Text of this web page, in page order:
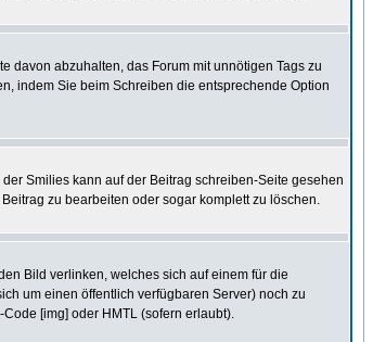
davon abzuhalten, das Forum mit unnötigen Tags zu
indem Sie beim Schreiben die entsprechende Option
Smilies kann auf der Beitrag schreiben-Seite gesehen
zu bearbeiten oder sogar komplett zu löschen.
Bild verlinken, welches sich auf einem für die
um einen öffentlich verfügbaren Server) noch zu
[img] oder HMTL (sofern erlaubt).